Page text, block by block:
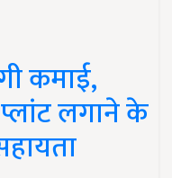
कमाई,
लगाने के